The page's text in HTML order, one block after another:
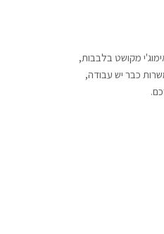
מקושט בלבבות,
כבר יש עבודה,